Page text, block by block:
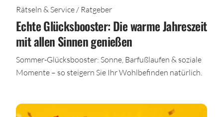
Rätseln & Service / Ratgeber
Echte Glücksbooster: Die warme Jahreszeit
mit allen Sinnen genießen
Sommer-Glücksbooster: Sonne, Barfußlaufen & soziale
Momente – so steigern Sie Ihr Wohlbefinden natürlich.